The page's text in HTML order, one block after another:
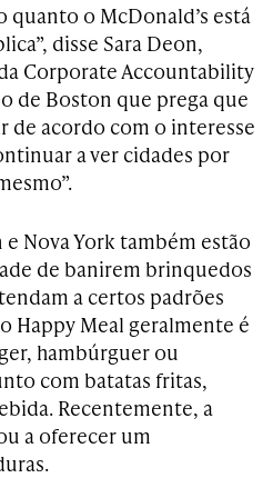
quanto o McDonald’s está
disse Sara Deon,
Corporate Accountability
de Boston que prega que
de acordo com o interesse
a ver cidades por
Nova York também estão
de banirem brinquedos
a certos padrões
Happy Meal geralmente é
hambúrguer ou
com batatas fritas,
Recentemente, a
a oferecer um